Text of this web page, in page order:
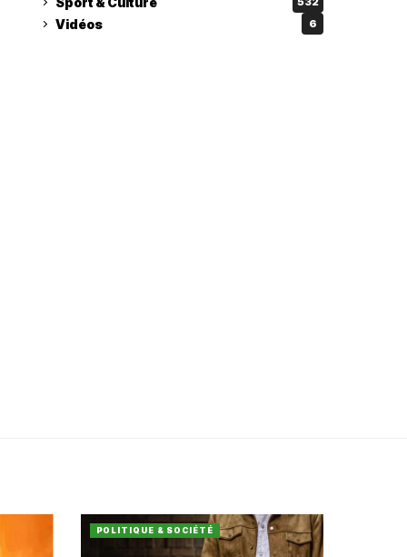
Vidéos 6
POLITIQUE & SOCIÉTÉ